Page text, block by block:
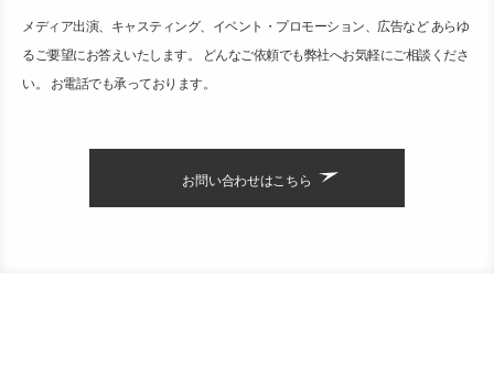
メディア出演、キャスティング、イベント・プロモーション、広告など あらゆ
るご要望にお答えいたします。 どんなご依頼でも弊社へお気軽にご相談くださ
い。 お電話でも承っております。
お問い合わせはこちら